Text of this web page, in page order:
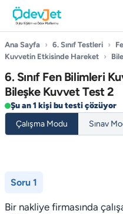
Ana Sayfa › 6. Sınıf Testleri ›
Kuvvetin Etkisinde Hareket ›
6. Sınıf Fen Bilimleri
Bileşke Kuvvet Test 2
Şu an 1 kişi bu testi çözüyor
Çalışma Modu
Sınav
Soru 1
Bir nakliye firmasında